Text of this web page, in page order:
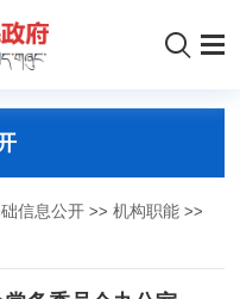
信息公开 >>机构职能 >>